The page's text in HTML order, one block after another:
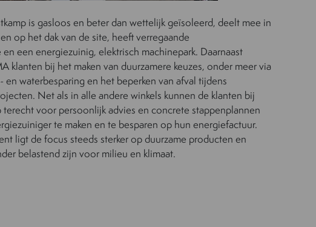
is gasloos en beter dan wettelijk geïsoleerd, deelt mee in
op het dak van de site, heeft verregaande
een energiezuinig, elektrisch machinepark. Daarnaast
klanten bij het maken van duurzamere keuzes, onder meer via
en waterbesparing en het beperken van afval tijdens
Net als in alle andere winkels kunnen de klanten bij
voor persoonlijk advies en concrete stappenplannen
te maken en te besparen op hun energiefactuur.
ligt de focus steeds sterker op duurzame producten en
belastend zijn voor milieu en klimaat.